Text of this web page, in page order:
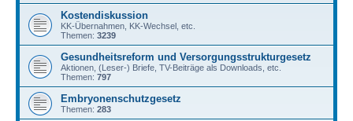
Kostendiskussion
KK-Übernahmen, KK-Wechsel, etc.
Themen: 3239
Gesundheitsreform und Versorgungsstrukturgesetz
Aktionen, (Leser-) Briefe, TV-Beiträge als Downloads, etc.
Themen: 797
Embryonenschutzgesetz
Themen: 283